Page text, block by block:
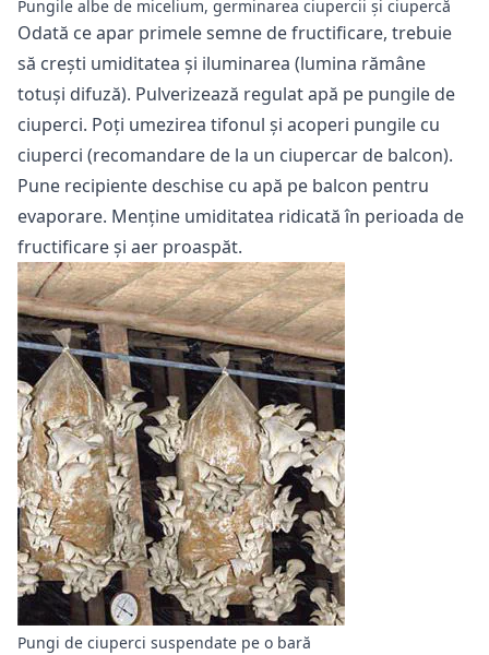
Pungile albe de micelium, germinarea ciupercii și ciupercă
Odată ce apar primele semne de fructificare, trebuie
să crești umiditatea și iluminarea (lumina rămâne
totuși difuză). Pulverizează regulat apă pe pungile de
ciuperci. Poți umezirea tifonul și acoperi pungile cu
ciuperci (recomandare de la un ciupercar de balcon).
Pune recipiente deschise cu apă pe balcon pentru
evaporare. Menține umiditatea ridicată în perioada de
fructificare și aer proaspăt.
Pungi de ciuperci suspendate pe o bară